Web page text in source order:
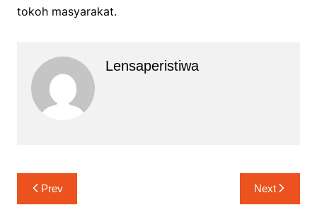
tokoh masyarakat.
Lensaperistiwa
Navigasi
pos
Prev Next